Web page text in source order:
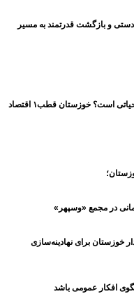
و بازگشت قدرتمند به مسیر
است؟ خوزستان قطب۱ اقتصاد
خوزستان برای نهادینه‌سازی
افکار عمومی باشد